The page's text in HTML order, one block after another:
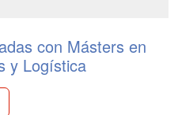
con Másters en
y Logística